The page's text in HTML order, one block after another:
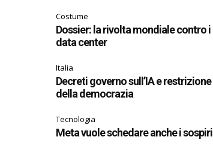
Costume
Dossier: la rivolta mondiale contro i
data center
Italia
Decreti governo sull’IA e restrizione
della democrazia
Tecnologia
Meta vuole schedare anche i sospiri